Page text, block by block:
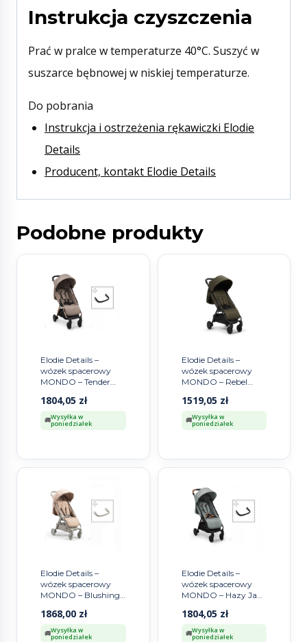
Instrukcja czyszczenia
Prać w pralce w temperaturze 40°C. Suszyć w
suszarce bębnowej w niskiej temperaturze.
Do pobrania
Instrukcja i ostrzeżenia rękawiczki Elodie
Details
Producent, kontakt Elodie Details
Podobne produkty
Elodie Details –
wózek spacerowy
MONDO – Tender
wózka – ZESTAW
1804,05 zł
Wysyłka w
poniedziałek
Elodie Details –
wózek spacerowy
MONDO – Rebel
1519,05 zł
Wysyłka w
poniedziałek
Elodie Details –
wózek spacerowy
MONDO – Blushing
wózka – ZESTAW
1868,00 zł
Wysyłka w
poniedziałek
Elodie Details –
wózek spacerowy
MONDO – Hazy Jade
ZESTAW
1804,05 zł
Wysyłka w
poniedziałek